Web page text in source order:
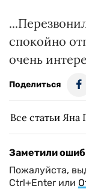
спокойно
очень
Поделиться
Все статьи Яна
Заметили
Пожалуйста,
Ctrl+Enter или